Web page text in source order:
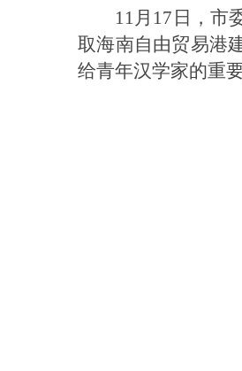
11月17日，市
取海南自由贸易港
给青年汉学家的重